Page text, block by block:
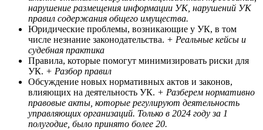
нарушение размещения информации УК, нарушений УК
правил содержания общего имущества.
Юридические проблемы, возникающие у УК, в том
числе незнание законодательства. + Реальные кейсы и
судебная практика
Правила, которые помогут минимизировать риски для
УК. + Разбор правил
Обсуждение новых нормативных актов и законов,
влияющих на деятельность УК. + Разберем нормативно
правовые акты, которые регулируют деятельность
управляющих организаций. Только в 2024 году за 1
полугодие, было принято более 20.